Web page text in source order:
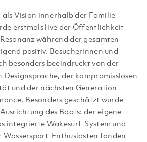
als Vision innerhalb der Familie
erstmals live der Öffentlichkeit
während der gesamten
positiv. Besucherinnen und
besonders beeindruckt von der
Designsprache, der kompromisslosen
und der nächsten Generation
Besonders geschätzt wurde
des Boots: der eigene
integrierte Wakesurf-System und
Wassersport-Enthusiasten fanden